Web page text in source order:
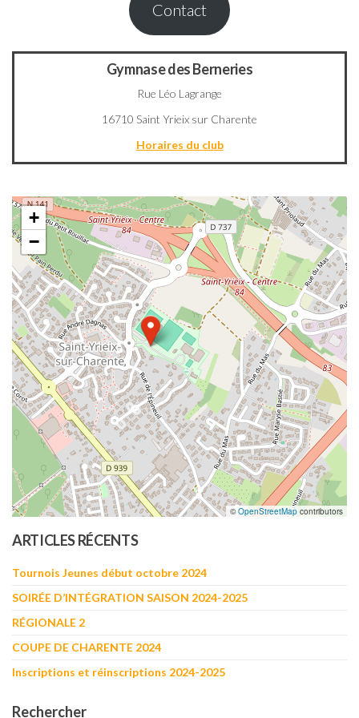
Contact
Gymnase des Berneries
Rue Léo Lagrange
16710 Saint Yrieix sur Charente
Horaires du club
+
−
©OpenStreetMap contributors
ARTICLES RÉCENTS
Tournois Jeunes début octobre 2024
SOIRÉE D’INTÉGRATION SAISON 2024-2025
RÉGIONALE 2
COUPE DE CHARENTE 2024
Inscriptions et réinscriptions 2024-2025
Rechercher